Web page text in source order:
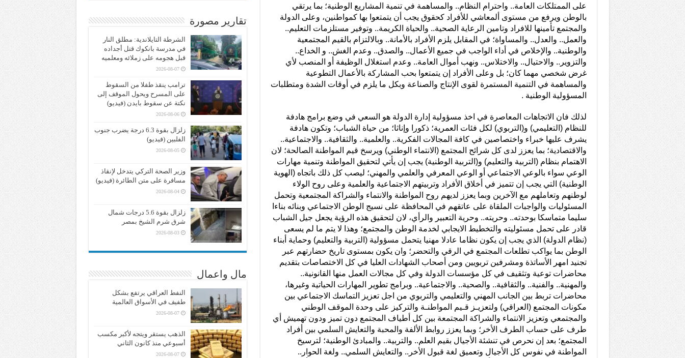
على الممتلكات العامة.. واحترام النظام.. والمساهمة في تنمية المشاريع الوطنية؛ بما يرتقي
بالوطن ويرفع من مستوى ألمعاشي للأفراد كحقوق يجب أن يتمتعوا بها كمواطنين، وعلى الدولة
والمجتمع تأمينها للافراد وتامين الرعاية الصحية.. والحياة الكريمة.. وتوفير مستلزمات التعليم..
والعمل.. والعدل.. والمساواة؛ في المقابل يلزم الأفراد بالأمانة.. وبالالتزام بالقيم المجتمعية
والوطنية.. والإخلاص في أداء الواجب في جميع الأعمال.. والصدق.. وعدم الغش.. و الخداع..
والتزوير.. والاحتيال.. والاختلاس.. ونهب أموال العامة.. وعدم استغلال الوظيفة أو المنصب لأي
غرض شخصي مهما كان؛ بل وعلى الأفراد إن يتمتعوا بحب المشاركة بالأعمال التطوعية
والمساهمة في التنمية المستمرة لقوى الإنتاج والصناعة وبكل ما يلزم في أوقات الشدة ومتطلبات
المسؤولية الوطنية .
لذلك فان الاتجاهات المعاصرة في اخذ مسؤولية إدارة الدولة هو السعي في وضع برامج هادفة
للنظام (التعليمي) و(التربوي) لكل فئات العمرية؛ ذكورا وإناثا؛ من حياة الشباب؛ وتكون هادفة
يشرف عليها خبراء واختصاصين في كافة المجالات الفكرية.. والعلمية.. والثقافية.. والاجتماعية..
والاقتصادية؛ بما يعزز لدى كل شرائح المجتمع (الانتماء الوطني) ويرسخ قيم المواطنة الصالحة؛ لان
الاهتمام بنظام (التربية والتعليم) و(التربية الوطنية) يجب إن يأتي لتحقيق المواطنة وتنمية مهارات
الوعي سواء بالوعي الاجتماعي أو الوعي المعرفي والعلمي والمهني؛ ليصب كل ذلك باتجاه (الهوية
الوطنية) التي يجب إن تتميز في أخلاق الأفراد وتربيتهم الاجتماعية والعلمية وعلى روح الولاء
لوطنهم وتعاملهم مع الآخرين وبما يعزز لديهم روح المواطنة والانتماء والشراكة المجتمعية وتحمل
المسئوليات والواجبات الملقاة على عاتقهم في المحافظة على نسيج الوطن الاجتماعي وبنائه بناءا
سليما متماسكا بوحدته.. وحريته.. وحرية التعبير والرأي، لان لتحقيق هذه الرؤية يجعل جيل الشباب
قادر على تحمل مسئوليته والتخطيط الايجابي لخدمة الوطن والمجتمع؛ وهذا لا يتم ما لم يسعى
(نظام الدولة) الذي يجب إن يكون نظاما عادلا مهنيا يتحمل مسؤولية (التربية والتعليم) وحماية أبناء
الوطن بما يواكب تطلعات المجتمع في الرقي والتحضر؛ وان يكون بمستوى تاريخ حضارتهم عبر
تجنيد امهر الأساتذة ومشرفين تربويين ومن أصحاب الشهادات العليا في كل الاختصاصات بتقديم
محاضرات توعية وتثقيف في كل مؤسسات الدولة وفي كل مجالات العمل منها القانونية..
والمهنية.. والفنية.. والثقافية.. والصحية.. والاجتماعية.. وبرامج تطوير المهارات الحياتية وغيرها،
محاضرات تربط بين الجانب المهني والتعليمي والتربوي من اجل تعزيز التماسك الاجتماعي بين
مكونات المجتمع (العراقي) ولتعزيـز قـيم المواطنـة والتركيز على وحدة الموقف الوطني
والمجتمعي وتعزيز الانتماء والشراكة المجتمعة بين كل أطياف المجتمع دون تميز ودون تهميش أي
طرف على حساب الطرف الأخر؛ وبما يعزز روابط الألفة والمحبة والتعايش السلمي بين أفراد
المجتمع؛ بعد إن نحرص في تنشئة الأجيال بقيم العلم.. والتربية.. والمبادئ الوطنية؛ لترسيخ
المواطنة في نفوس كل الأجيال وتعميق لغة قبول الأخر.. والتعايش السلمي.. ولغة الحوار..
تقارير مصورة
الشرطة التايلاندية: مطلق النار
في مدرسة بانكوك قتل أجداده
قبل هجومه على زملائه ومعلميه
2026-08-07
ترامب ينقذ طفلا من السقوط
على المسرح ويحول الموقف إلى
نكتة عن سقوط بايدن (فيديو)
2026-08-06
زلزال بقوة 6.3 درجة يضرب جنوب
الفلبين (فيديو)
2026-08-05
وزير الصحة التركي يتدخل لإنقاذ
مسافرة على متن الطائرة (فيديو)
2026-08-04
زلزال بقوة 5.6 درجات شمال
شرق شرم الشيخ بمصر
2026-08-03
مال واعمال
النفط العراقي يرتفع بشكل
طفيف في الأسواق العالمية
2026-08-07
الذهب يستقر ويتجه لأكبر مكسب
أسبوعي منذ كانون الثاني
2026-08-07